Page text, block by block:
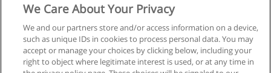
İleri
Sayfa1-2
We Care About Your Privacy
We and our partners store and/or access information on a device,
such as unique IDs in cookies to process personal data. You may
accept or manage your choices by clicking below, including your
right to object where legitimate interest is used, or at any time in